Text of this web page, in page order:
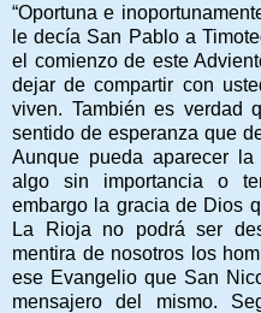
“Oportuna e
le decía San Pablo a
el comienzo de este
dejar de compartir con
viven. También es verdad
sentido de esperanza que
Aunque pueda aparecer
algo sin importancia o
embargo la gracia de Dios
La Rioja no podrá ser
mentira de nosotros los
ese Evangelio que San
mensajero del mismo.